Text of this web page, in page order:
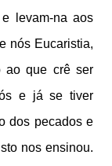
levam-na aos
nós Eucaristia,
ao que crê ser
e já se tiver
dos pecados e
nos ensinou.